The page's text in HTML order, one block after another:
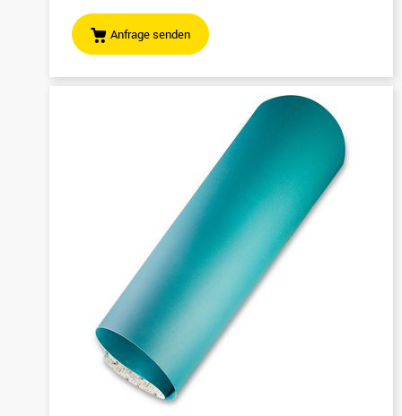
Anfrage senden